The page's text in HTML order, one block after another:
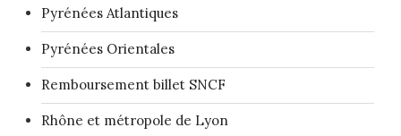
Pyrénées Atlantiques
Pyrénées Orientales
Remboursement billet SNCF
Rhône et métropole de Lyon